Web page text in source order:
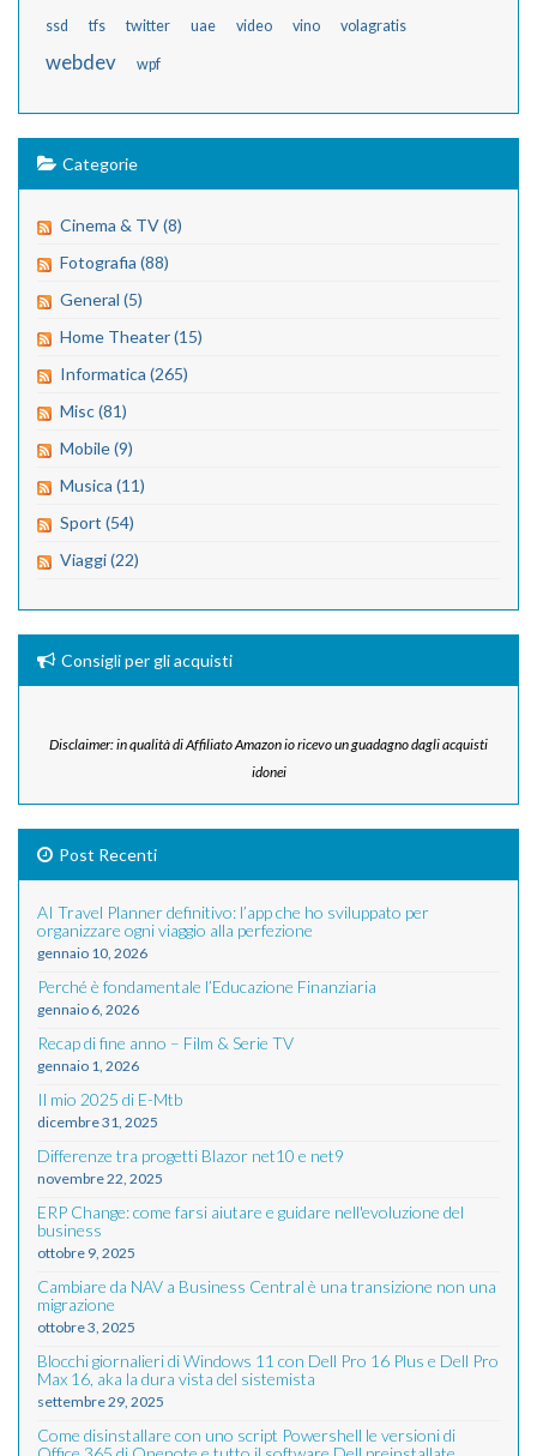
ssd tfs twitter uae video vino volagratis
webdev wpf
Categorie
Cinema & TV (8)
Fotografia (88)
General (5)
Home Theater (15)
Informatica (265)
Misc (81)
Mobile (9)
Musica (11)
Sport (54)
Viaggi (22)
Consigli per gli acquisti
Disclaimer: in qualità di Affiliato Amazon io ricevo un guadagno dagli acquisti
idonei
Post Recenti
AI Travel Planner definitivo: l’app che ho sviluppato per
organizzare ogni viaggio alla perfezione
gennaio 10, 2026
Perché è fondamentale l’Educazione Finanziaria
gennaio 6, 2026
Recap di fine anno – Film & Serie TV
gennaio 1, 2026
Il mio 2025 di E-Mtb
dicembre 31, 2025
Differenze tra progetti Blazor net10 e net9
novembre 22, 2025
ERP Change: come farsi aiutare e guidare nell'evoluzione del
business
ottobre 9, 2025
Cambiare da NAV a Business Central è una transizione non una
migrazione
ottobre 3, 2025
Blocchi giornalieri di Windows 11 con Dell Pro 16 Plus e Dell Pro
Max 16, aka la dura vista del sistemista
settembre 29, 2025
Come disinstallare con uno script Powershell le versioni di